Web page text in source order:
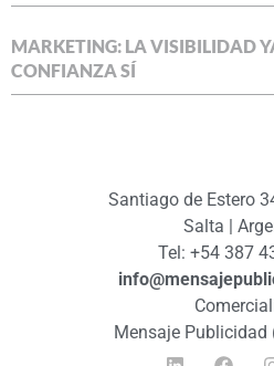
MARKETING: LA VISIBILIDAD
CONFIANZA SÍ
Santiago de Estero
Salta |
Tel: +54 387
Mensaje Publicidad